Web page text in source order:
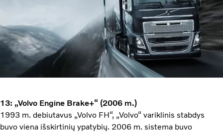
13: „Volvo Engine Brake+“ (2006 m.)
1993 m. debiutavus „Volvo FH“, „Volvo“ variklinis stabdys
buvo viena išskirtinių ypatybių. 2006 m. sistema buvo